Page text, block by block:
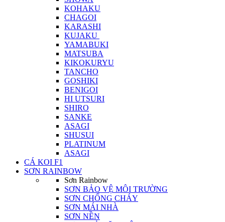
KOHAKU
CHAGOI
KARASHI
KUJAKU
YAMABUKI
MATSUBA
KIKOKURYU
TANCHO
GOSHIKI
BENIGOI
HI UTSURI
SHIRO
SANKE
ASAGI
SHUSUI
PLATINUM
ASAGI
CÁ KOI F1
SƠN RAINBOW
Sơn Rainbow
SƠN BẢO VỆ MÔI TRƯỜNG
SƠN CHỐNG CHÁY
SƠN MÁI NHÀ
SƠN NỀN